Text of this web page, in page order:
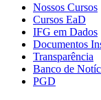
Nossos Cursos
Cursos EaD
IFG em Dados
Documentos
Transparência
Banco de
PGD